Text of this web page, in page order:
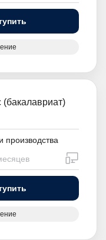
(бакалавриат)
производства